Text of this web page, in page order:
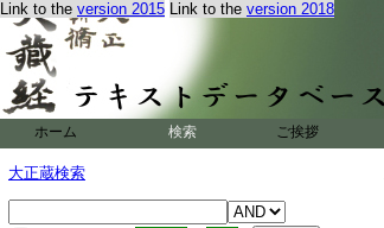
Link to the version 2015 Link to the version 2018
ホーム 検索 ご挨拶
大正蔵検索